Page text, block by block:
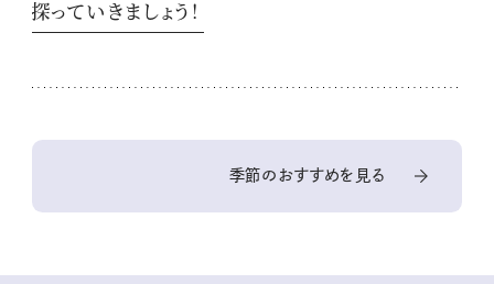
探っていきましょう！
季節のおすすめを見る